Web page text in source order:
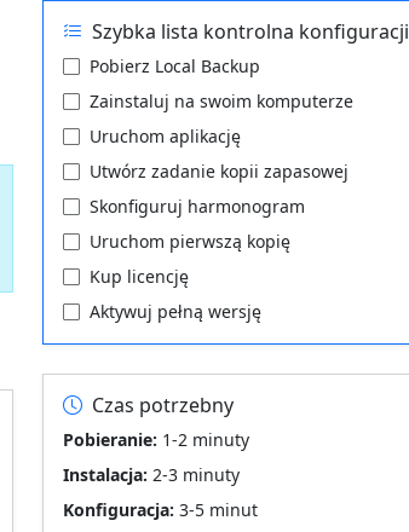
Szybka lista kontrolna konfiguracji
Pobierz Local Backup
Zainstaluj na swoim komputerze
Uruchom aplikację
Utwórz zadanie kopii zapasowej
Skonfiguruj harmonogram
Uruchom pierwszą kopię
Kup licencję
Aktywuj pełną wersję
Czas potrzebny
Pobieranie: 1-2 minuty
Instalacja: 2-3 minuty
Konfiguracja: 3-5 minut